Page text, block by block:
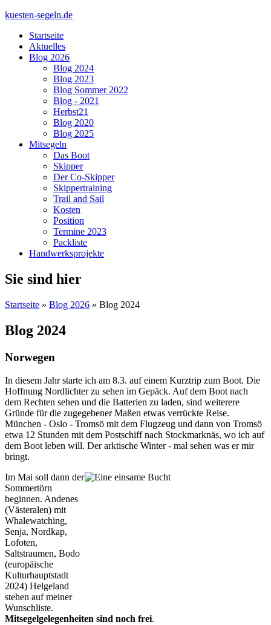
kuesten-segeln.de
Startseite
Aktuelles
Blog 2026
Blog 2024
Blog 2023
Blog Sommer 2022
Blog - 2021
Herbst21
Blog 2020
Blog 2025
Mitsegeln
Das Boot
Skipper
Der Co-Skipper
Skippertraining
Trail and Sail
Kosten
Position
Termine 2023
Packliste
Handwerksprojekte
Sie sind hier
Startseite » Blog 2026 » Blog 2024
Blog 2024
Norwegen
In diesem Jahr starte ich am 8.3. auf einem Kurztrip zum Boot. Die
Hoffnung Nordlichter zu sehen im Gepäck. Auf dem Boot nach
dem Rechten sehen und die Batterien zu laden, sind weiterere
Gründe für die zugegebener Maßen etwas verrückte Reise.
München - Oslo - Tromsö mit dem Flugzeug und dann von Tromsö
etwa 12 Stunden mit dem Postschiff nach Stockmarknäs, wo ich auf
dem Boot leben will. Der arktische Winter - mal sehen was er mir
bringt.
Im Mai soll dann der
Sommertörn
beginnen. Andenes
(Västeralen) mit
Whalewatching,
Senja, Nordkap,
Lofoten,
Saltstraumen, Bodo
(europäische
Kulturhauptstadt
2024) Helgeland
stehen auf meiner
Wunschliste.
Mitsegelgelegenheiten sind noch frei.